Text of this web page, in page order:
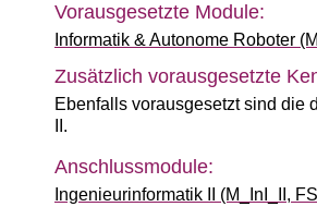
Vorausgesetzte Module:
Informatik & Autonome Roboter
Zusätzlich vorausgesetzte
Ebenfalls vorausgesetzt sind die
II.
Anschlussmodule:
Ingenieurinformatik II (M_InI_II,